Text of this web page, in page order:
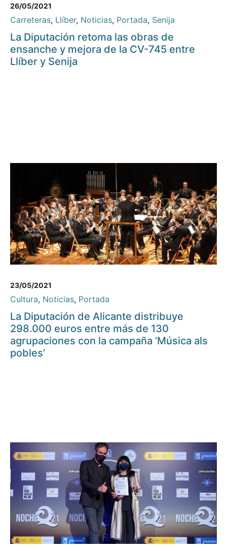
26/05/2021
Carreteras, Llíber, Noticias, Portada, Senija
La Diputación retoma las obras de
ensanche y mejora de la CV-745 entre
Llíber y Senija
23/05/2021
Cultura, Noticias, Portada
La Diputación de Alicante distribuye
298.000 euros entre más de 130
agrupaciones con la campaña ‘Música als
pobles’